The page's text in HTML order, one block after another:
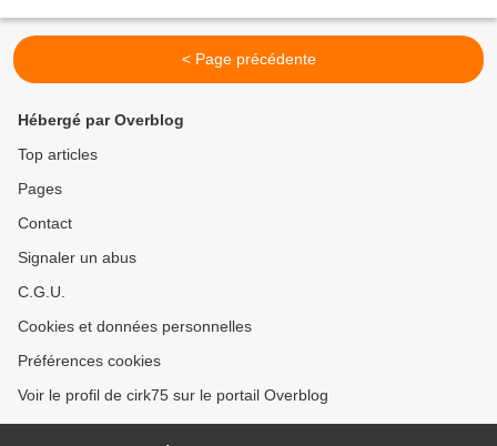
< Page précédente
Hébergé par Overblog
Top articles
Pages
Contact
Signaler un abus
C.G.U.
Cookies et données personnelles
Préférences cookies
Voir le profil de cirk75 sur le portail Overblog